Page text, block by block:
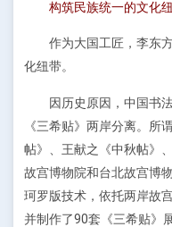
构筑民族统一的文化
作为大国工匠，李东
化纽带。
因历史原因，中国书
《三希贴》两岸分离。所
帖》、王献之《中秋帖》
故宫博物院和台北故宫博
珂罗版技术，依托两岸故
并制作了90套《三希贴》